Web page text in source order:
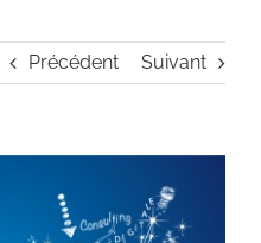
Précédent Suivant